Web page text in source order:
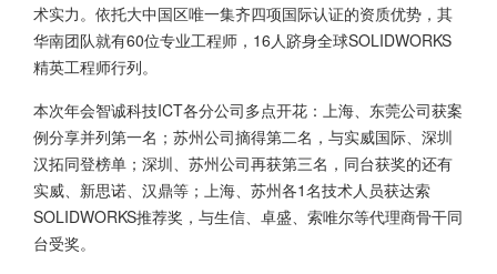
术实力。依托大中国区唯一集齐四项国际认证的资质优势，其
华南团队就有60位专业工程师，16人跻身全球SOLIDWORKS
精英工程师行列。
本次年会智诚科技ICT各分公司多点开花：上海、东莞公司获案
例分享并列第一名；苏州公司摘得第二名，与实威国际、深圳
汉拓同登榜单；深圳、苏州公司再获第三名，同台获奖的还有
实威、新思诺、汉鼎等；上海、苏州各1名技术人员获达索
SOLIDWORKS推荐奖，与生信、卓盛、索唯尔等代理商骨干同
台受奖。